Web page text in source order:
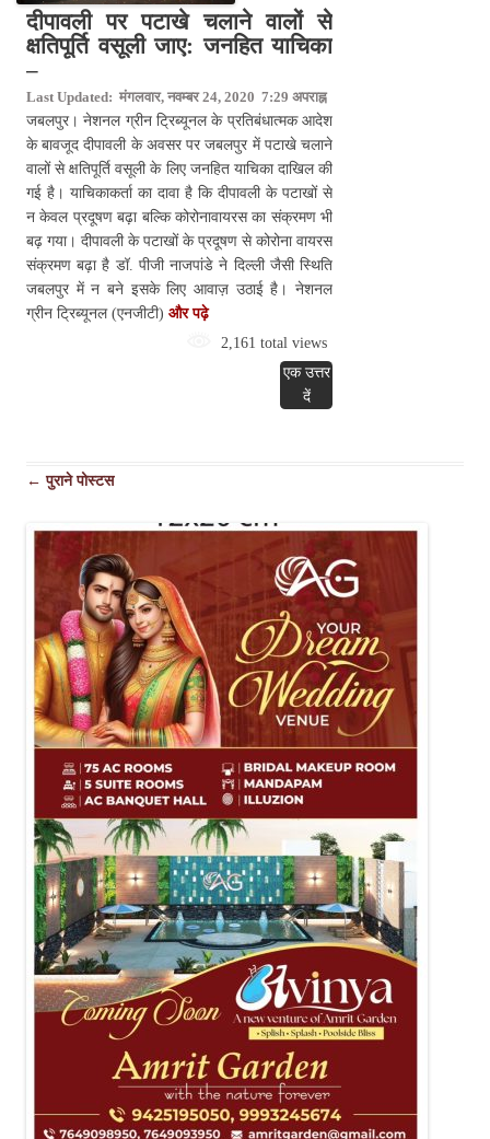
दीपावली पर पटाखे चलाने वालों से
क्षतिपूर्ति वसूली जाए: जनहित याचिका
–
Last Updated: मंगलवार, नवम्बर 24, 2020 7:29 अपराह्न
जबलपुर। नेशनल ग्रीन ट्रिब्यूनल के प्रतिबंधात्मक आदेश
के बावजूद दीपावली के अवसर पर जबलपुर में पटाखे चलाने
वालों से क्षतिपूर्ति वसूली के लिए जनहित याचिका दाखिल की
गई है। याचिकाकर्ता का दावा है कि दीपावली के पटाखों से
न केवल प्रदूषण बढ़ा बल्कि कोरोनावायरस का संक्रमण भी
बढ़ गया। दीपावली के पटाखों के प्रदूषण से कोरोना वायरस
संक्रमण बढ़ा है डॉ. पीजी नाजपांडे ने दिल्ली जैसी स्थिति
जबलपुर में न बने इसके लिए आवाज़ उठाई है। नेशनल
ग्रीन ट्रिब्यूनल (एनजीटी) और पढ़े
2,161 total views
एक उत्तर
दें
पोस्ट
← पुराने पोस्टस